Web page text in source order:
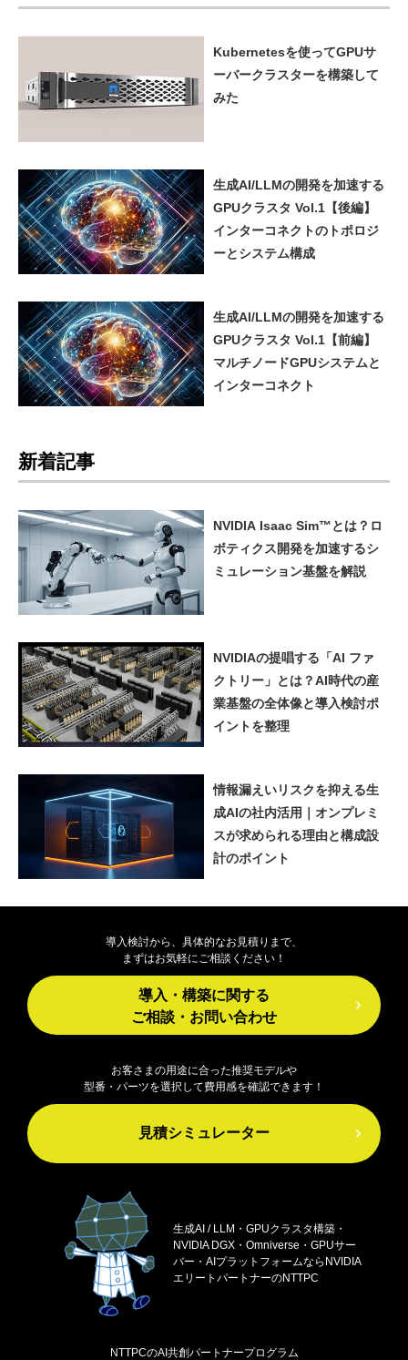
Kubernetesを使ってGPUサ
ーバークラスターを構築して
みた
生成AI/LLMの開発を加速する
GPUクラスタ Vol.1【後編】
インターコネクトのトポロジ
ーとシステム構成
生成AI/LLMの開発を加速する
GPUクラスタ Vol.1【前編】
マルチノードGPUシステムと
インターコネクト
新着記事
NVIDIA Isaac Sim™とは？ロ
ボティクス開発を加速するシ
ミュレーション基盤を解説
NVIDIAの提唱する「AI ファ
クトリー」とは？AI時代の産
業基盤の全体像と導入検討ポ
イントを整理
情報漏えいリスクを抑える生
成AIの社内活用｜オンプレミ
スが求められる理由と構成設
計のポイント
導入検討から、具体的なお見積りまで、
まずはお気軽にご相談ください！
導入・構築に関する
ご相談・お問い合わせ
お客さまの用途に合った推奨モデルや
型番・パーツを選択して費用感を確認できます！
見積シミュレーター
生成AI / LLM・GPUクラスタ構築・
NVIDIA DGX・ Omniverse・GPUサー
バー・AIプラットフォームなら NVIDIA
エリートパートナーのNTTPC
NTTPCのAI共創パートナープログラム